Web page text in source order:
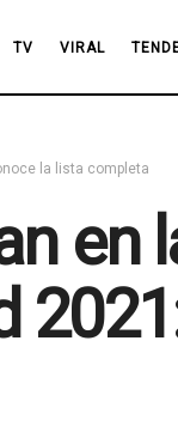
TV VIRAL
la lista completa